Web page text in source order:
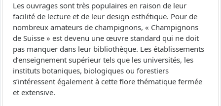
Les ouvrages sont très populaires en raison de leur
facilité de lecture et de leur design esthétique. Pour de
nombreux amateurs de champignons, « Champignons
de Suisse » est devenu une œuvre standard qui ne doit
pas manquer dans leur bibliothèque. Les établissements
d’enseignement supérieur tels que les universités, les
instituts botaniques, biologiques ou forestiers
s’intéressent également à cette flore thématique fermée
et extensive.